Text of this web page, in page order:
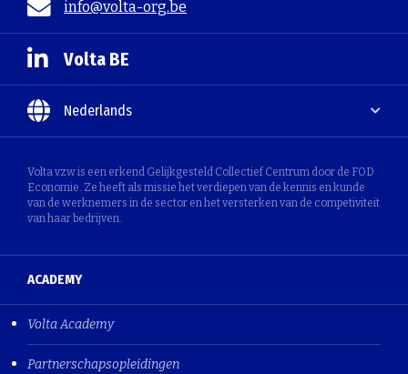
info@volta-org.be
Volta vzw is een erkend Gelijkgesteld Collectief Centrum door de FOD
Economie. Ze heeft als missie het verdiepen van de kennis en kunde
van de werknemers in de sector en het versterken van de competiviteit
van haar bedrijven.
Volta BE
Nederlands
ACADEMY
Volta Academy
Partnerschapsopleidingen